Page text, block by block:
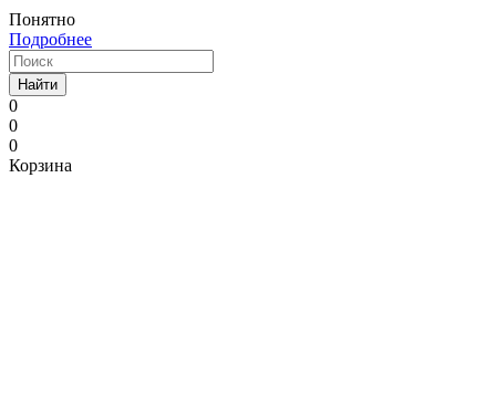
Понятно
Подробнее
Найти
0
0
0
Корзина